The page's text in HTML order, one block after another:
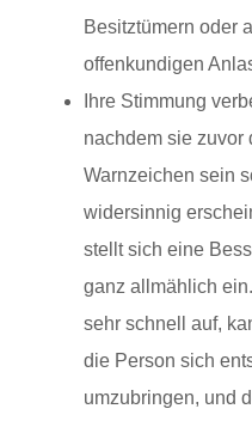
Besitztümern oder
offenkundigen
Ihre Stimmung
nachdem sie zuvor
Warnzeichen sein
widersinnig
stellt sich eine
ganz allmählich
sehr schnell auf,
die Person sich
umzubringen, und